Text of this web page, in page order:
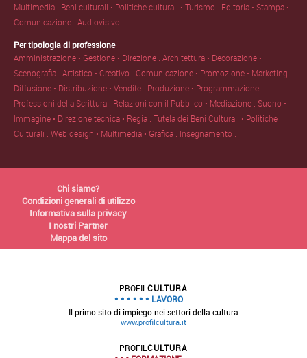
Multimedia . Beni culturali • Politiche culturali • Turismo . Editoria • Stampa •
Comunicazione .Audiovisivo .
Per tipologia di professione
Amministrazione • Gestione • Direzione .Architettura • Decorazione •
Scenografia .Artistico • Creativo .Comunicazione • Promozione • Marketing .
Diffusione • Distribuzione • Vendite . Produzione • Programmazione .
Professioni della Scrittura . Relazioni con il Pubblico • Mediazione . Suono •
Immagine • Direzione tecnica • Regia .Tutela dei Beni Culturali • Politiche
Culturali .Web design • Multimedia • Grafica . Insegnamento .
Chi siamo?
Condizioni generali di utilizzo
Informativa sulla privacy
I nostri Partner
Mappa del sito
PROFIL CULTURA
LAVORO
Il primo sito di impiego nei settori della cultura
www.profilcultura.it
PROFIL CULTURA